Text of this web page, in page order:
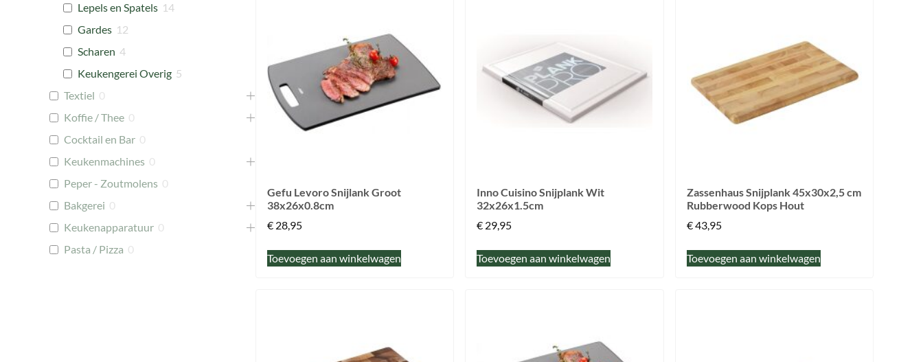
Lepels en Spatels 14
Gardes 12
Scharen 4
Keukengerei Overig 5
Textiel 0
Koffie / Thee 0
Cocktail en Bar 0
Keukenmachines 0
Peper - Zoutmolens 0
Bakgerei 0
Keukenapparatuur 0
Pasta / Pizza 0
Gefu Levoro Snijlank Groot
38x26x0.8cm
€ 28,95
Toevoegen aan winkelwagen
Inno Cuisino Snijplank Wit
32x26x1.5cm
€ 29,95
Toevoegen aan winkelwagen
Zassenhaus Snijplank 45x30x2,5 cm
Rubberwood Kops Hout
€43,95
Toevoegen aan winkelwagen